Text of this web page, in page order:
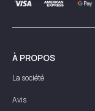
À PROPOS
La société
Avis